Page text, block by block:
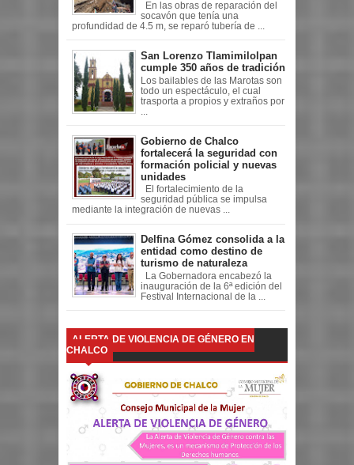
En las obras de reparación del
socavón que tenía una
profundidad de 4.5 m, se reparó tubería de ...
San Lorenzo Tlamimilolpan
cumple 350 años de tradición
Los bailables de las Marotas son
todo un espectáculo, el cual
trasporta a propios y extraños por
Gobierno de Chalco
fortalecerá la seguridad con
formación policial y nuevas
unidades
El fortalecimiento de la
seguridad pública se impulsa
mediante la integración de nuevas ...
Delfina Gómez consolida a la
entidad como destino de
turismo de naturaleza
La Gobernadora encabezó la
inauguración de la 6ª edición del
Festival Internacional de la ...
ALERTA DE VIOLENCIA DE GÉNERO EN
CHALCO